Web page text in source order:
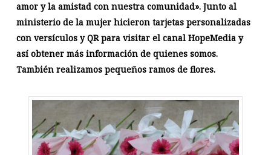
amor y la amistad con nuestra comunidad». Junto al
ministerio de la mujer hicieron tarjetas personalizadas
con versículos y QR para visitar el canal HopeMedia y
así obtener más información de quienes somos.
También realizamos pequeños ramos de flores.